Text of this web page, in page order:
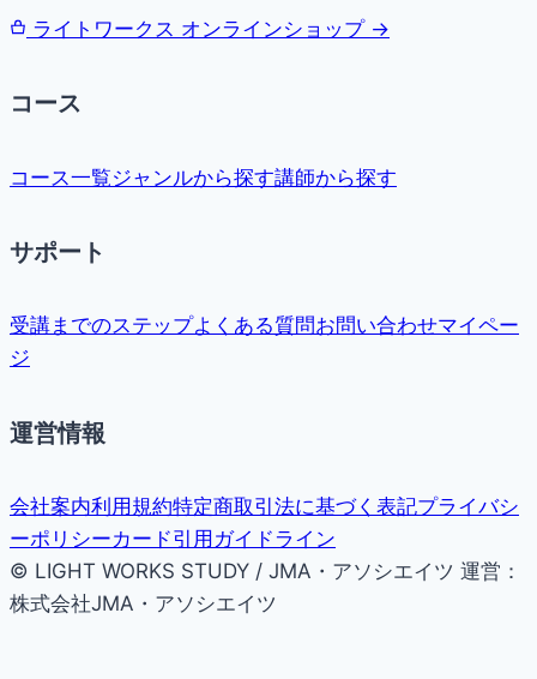
ライトワークス オンラインショップ →
コース
コース一覧ジャンルから探す講師から探す
サポート
受講までのステップよくある質問お問い合わせマイペー
ジ
運営情報
会社案内利用規約特定商取引法に基づく表記プライバシ
ーポリシーカード引用ガイドライン
© LIGHT WORKS STUDY / JMA・アソシエイツ 運営：
株式会社JMA・アソシエイツ